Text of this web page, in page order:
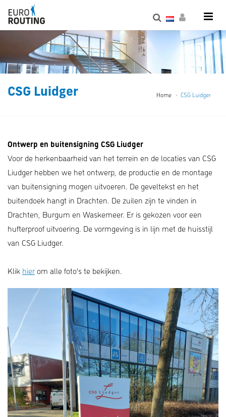
Home CSG Luidger
CSG Luidger
Ontwerp en buitensigning CSG Liudger
Voor de herkenbaarheid van het terrein en de locaties van CSG
Liudger hebben we het ontwerp, de productie en de montage
van buitensigning mogen uitvoeren. De geveltekst en het
buitendoek hangt in Drachten. De zuilen zijn te vinden in
Drachten, Burgum en Waskemeer. Er is gekozen voor een
hufterproof uitvoering. De vormgeving is in lijn met de huisstijl
van CSG Liudger.
Klik hier om alle foto's te bekijken.